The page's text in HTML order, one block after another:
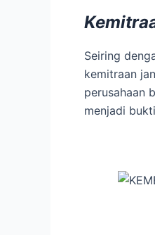
Seiring
kemitraan
perusahaan
menjadi